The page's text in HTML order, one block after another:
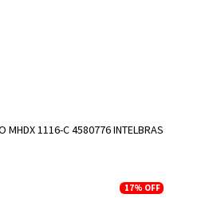
MHDX 1116-C 4580776 INTELBRAS
17% OFF